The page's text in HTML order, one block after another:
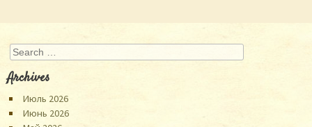
Search
Archives
Июль 2026
Июнь 2026